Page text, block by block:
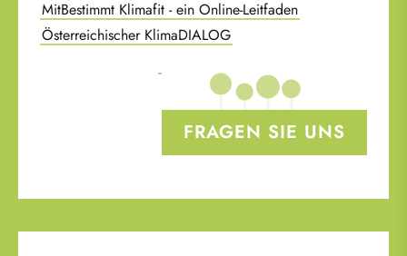
MitBestimmt Klimafit - ein Online-Leitfaden
Österreichischer KlimaDIALOG
FRAGEN SIE UNS